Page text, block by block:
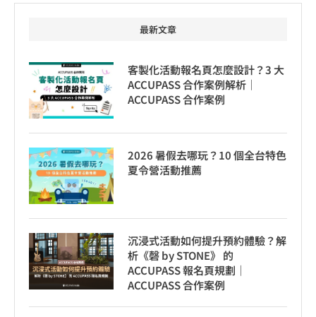
最新文章
客製化活動報名頁怎麼設計？3 大
ACCUPASS 合作案例解析｜
ACCUPASS 合作案例
2026 暑假去哪玩？10 個全台特色
夏令營活動推薦
沉浸式活動如何提升預約體驗？解
析《磬 by STONE》 的
ACCUPASS 報名頁規劃｜
ACCUPASS 合作案例